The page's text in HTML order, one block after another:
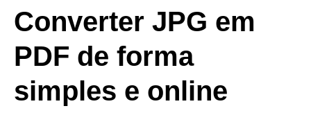
Converter JPG em
PDF de forma
simples e online